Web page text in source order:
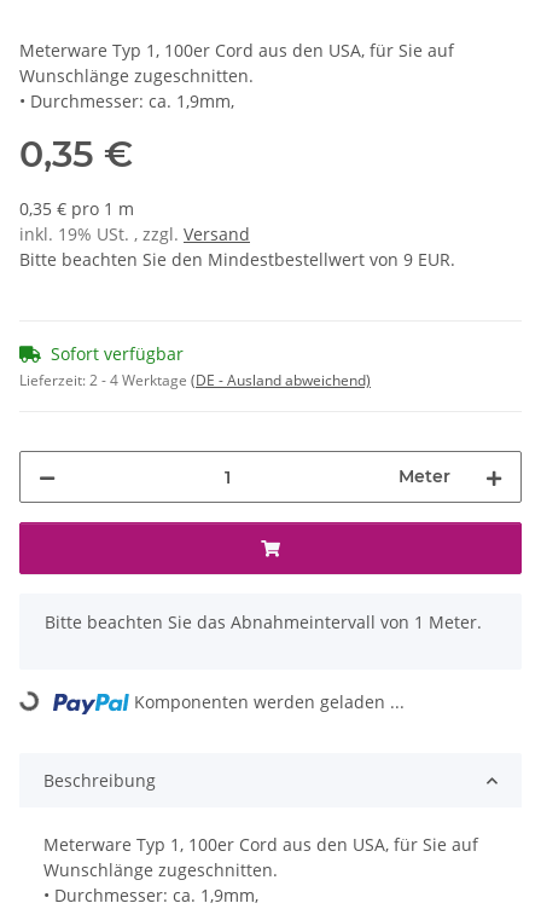
Meterware Typ 1, 100er Cord aus den USA, für Sie auf
Wunschlänge zugeschnitten.
• Durchmesser: ca. 1,9mm,
0,35 €
0,35 € pro 1 m
inkl. 19% USt. , zzgl. Versand
Bitte beachten Sie den Mindestbestellwert von 9 EUR.
Sofort verfügbar
Lieferzeit:2 - 4 Werktage (DE - Ausland abweichend)
Meter
x
Bitte beachten Sie das Abnahmeintervall von 1 Meter.
Loading... Komponenten werden geladen ...
Beschreibung
Meterware Typ 1, 100er Cord aus den USA, für Sie auf
Wunschlänge zugeschnitten.
• Durchmesser: ca. 1,9mm,